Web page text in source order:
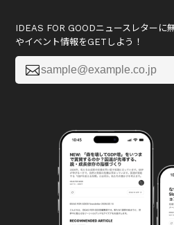
IDEAS FOR GOODニュースレターに
やイベント情報をGETしよう！
